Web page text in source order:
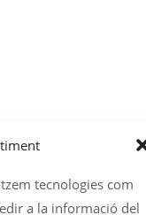
tecnologies com
a la informació del